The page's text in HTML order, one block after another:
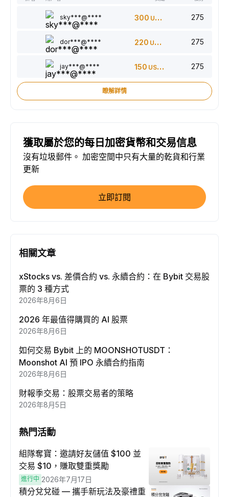
sky***@**** 300 USDT 275
dor***@**** 220 USDT 275
jay***@**** 150 USDT 275
瞭解詳情
獲取屬於您的每日加密貨幣和交易信息
沒有垃圾郵件。 加密空間中只有大量的乾貨和行業
更新
立即訂閱
相關文章
xStocks vs. 差價合約 vs. 永續合約：在 Bybit 交易股
票的 3 種方式
2026年8月6日
2026 年最值得購買的 AI 股票
2026年8月6日
如何交易 Bybit 上的 MOONSHOTUSDT：
Moonshot AI 預 IPO 永續合約指南
2026年8月6日
財報季交易：股票交易者的策略
2026年8月5日
熱門活動
組隊奪寶：邀請好友儲值 $100 並
交易 $10，賺取雙重獎勵
進行中 2026年7月17日
積分兌兌碰 — 攜手新玩法及豪禮重